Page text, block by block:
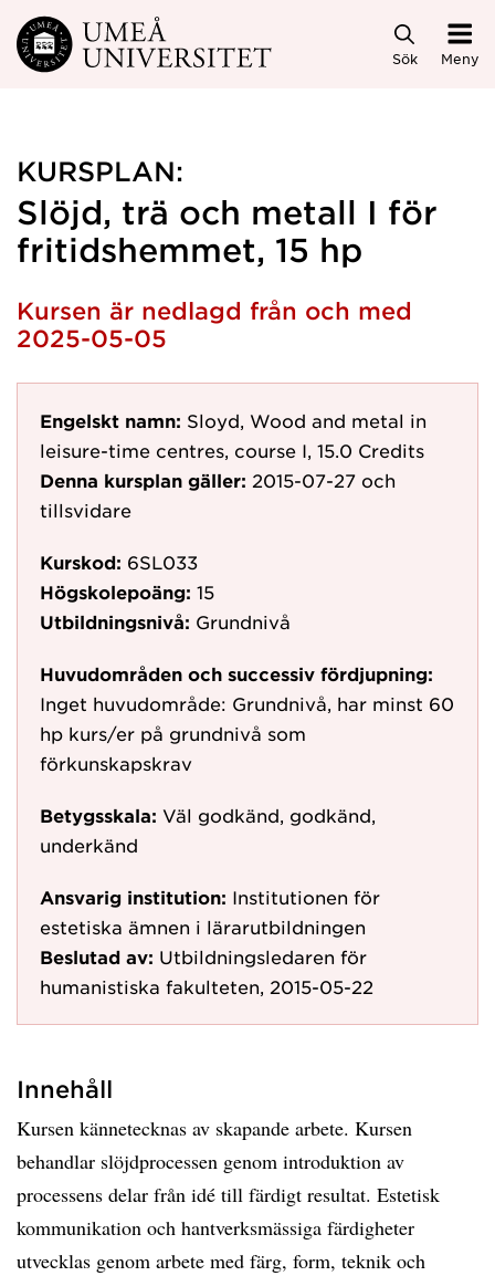
Hoppa direkt till innehållet
Sök Meny
KURSPLAN:
Slöjd, trä och metall I för
fritidshemmet, 15 hp
Kursen är nedlagd från och med
2025-05-05
Engelskt namn: Sloyd, Wood and metal in
leisure-time centres, course I, 15.0 Credits
Denna kursplan gäller: 2015-07-27 och
tillsvidare
Kurskod: 6SL033
Högskolepoäng: 15
Utbildningsnivå: Grundnivå
Huvudområden och successiv fördjupning:
Inget huvudområde: Grundnivå, har minst 60
hp kurs/er på grundnivå som
förkunskapskrav
Betygsskala: Väl godkänd, godkänd,
underkänd
Ansvarig institution: Institutionen för
estetiska ämnen i lärarutbildningen
Beslutad av: Utbildningsledaren för
humanistiska fakulteten, 2015-05-22
Innehåll
Kursen kännetecknas av skapande arbete. Kursen
behandlar slöjdprocessen genom introduktion av
processens delar från idé till färdigt resultat. Estetisk
kommunikation och hantverksmässiga färdigheter
utvecklas genom arbete med färg, form, teknik och